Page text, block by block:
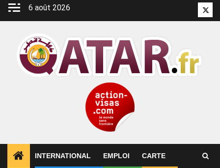
Aller
6 août 2026
INTERNATIONAL EMPLOI CARTE